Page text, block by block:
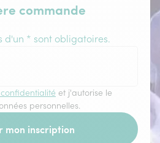
commande
d'un * sont obligatoires.
et j'autorise le
personnelles.
mon inscription